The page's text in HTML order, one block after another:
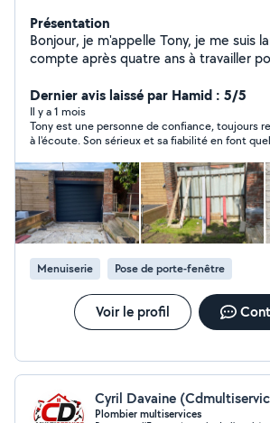
Présentation
Bonjour, je m'appelle Tony, je me suis
compte après quatre ans à travailler
d'entrée, porte, garage, portail ainsi
tout ça. Je change aussi votre vitrage
porte d'entrée s'il est cassé
Dernier avis laissé par Hamid : 5/5
Il y a 1 mois
Tony est une personne de confiance, toujours
à l'écoute. Son sérieux et sa fiabilité en font
Menuiserie Pose de porte-fenêtre
Voir le profil
Cyril Davaine
Plombier multiservices